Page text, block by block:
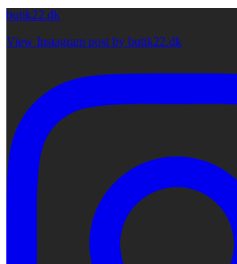
butik22.dk
View Instagram post by butik22.dk